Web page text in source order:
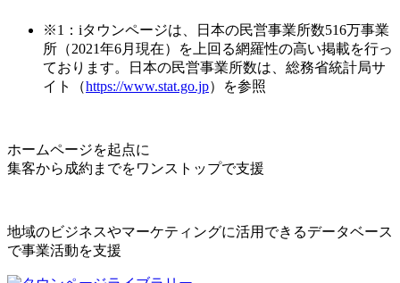
※1：iタウンページは、日本の民営事業所数516万事業
所（2021年6月現在）を上回る網羅性の高い掲載を行っ
ております。日本の民営事業所数は、総務省統計局サ
イト（https://www.stat.go.jp）を参照
ホームページを起点に
集客から成約までをワンストップで支援
地域のビジネスやマーケティングに活用できるデータベース
で事業活動を支援